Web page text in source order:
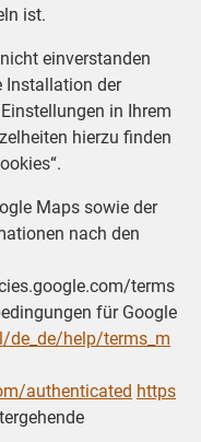
ist.
einverstanden
Installation der
in Ihrem
hierzu finden
Maps sowie der
nach den
terms
für Google
help/terms_m
authenticated https